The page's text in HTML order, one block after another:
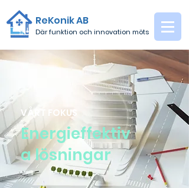
ReKonik AB
Där funktion och innovation möts
VÅRT FOKUS
Energieffektiv
a lösningar